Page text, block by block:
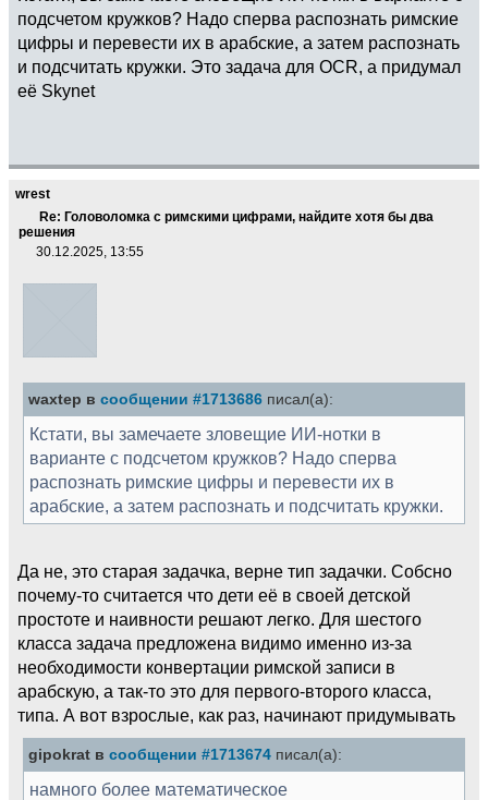
подсчетом кружков? Надо сперва распознать римские
цифры и перевести их в арабские, а затем распознать
и подсчитать кружки. Это задача для OCR, а придумал
её Skynet
wrest
Re: Головоломка с римскими цифрами, найдите хотя бы два
решения
30.12.2025, 13:55
waxtep в сообщении #1713686 писал(а):
Кстати, вы замечаете зловещие ИИ-нотки в
варианте с подсчетом кружков? Надо сперва
распознать римские цифры и перевести их в
арабские, а затем распознать и подсчитать кружки.
Да не, это старая задачка, верне тип задачки. Собсно
почему-то считается что дети её в своей детской
простоте и наивности решают легко. Для шестого
класса задача предложена видимо именно из-за
необходимости конвертации римской записи в
арабскую, а так-то это для первого-второго класса,
типа. А вот взрослые, как раз, начинают придумывать
gipokrat в сообщении #1713674 писал(а):
намного более математическое